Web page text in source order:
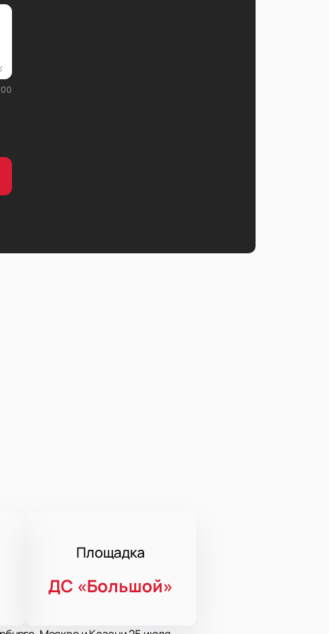
Площадка
ДС «Большой»